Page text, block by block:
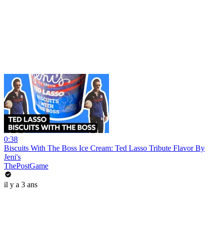
0:38
Biscuits With The Boss Ice Cream: Ted Lasso Tribute Flavor By
Jeni's
ThePostGame
il y a 3 ans